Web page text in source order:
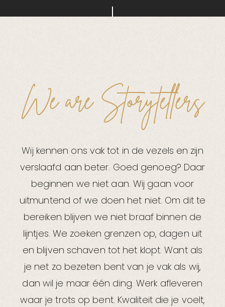
We are Storytellers
Wij kennen ons vak tot in de vezels en zijn
verslaafd aan beter. Goed genoeg? Daar
beginnen we niet aan. Wij gaan voor
uitmuntend of we doen het niet. Om dit te
bereiken blijven we niet braaf binnen de
lijntjes. We zoeken grenzen op, dagen uit
en blijven schaven tot het klopt. Want als
je net zo bezeten bent van je vak als wij,
dan wil je maar één ding. Werk afleveren
waar je trots op bent. Kwaliteit die je voelt,